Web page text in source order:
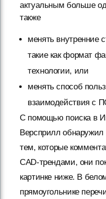
актуальным больше
также
менять внутренние
такие как формат
технологии, или
менять способ
взаимодействия с
С помощью поиска в
Версприлл
тем, которые
CAD-трендами, они
картинке ниже. В
прямоугольнике